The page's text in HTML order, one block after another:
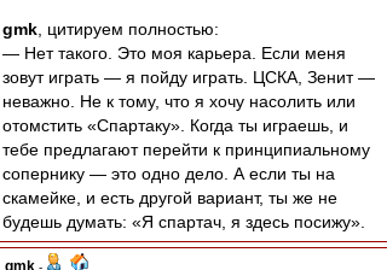
gmk , цитируем полностью:
— Нет такого. Это моя карьера. Если меня
зовут играть — я пойду играть. ЦСКА, Зенит —
неважно. Не к тому, что я хочу насолить или
отомстить «Спартаку». Когда ты играешь, и
тебе предлагают перейти к принципиальному
сопернику — это одно дело. А если ты на
скамейке, и есть другой вариант, ты же не
будешь думать: «Я спартач, я здесь посижу».
gmk -